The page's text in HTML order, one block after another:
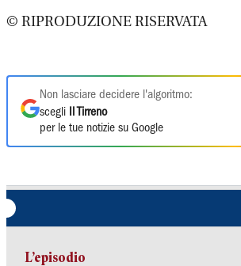
© RIPRODUZIONE RISERVATA
Non lasciare decidere l'algoritmo:
scegli
Il Tirreno
per le tue notizie su Google
L’episodio